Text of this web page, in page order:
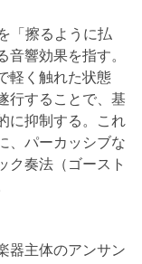
「擦るように払
音響効果を指す。
軽く触れた状態
行することで、基
に抑制する。これ
、パーカッシブな
ク奏法（ゴースト
器主体のアンサン